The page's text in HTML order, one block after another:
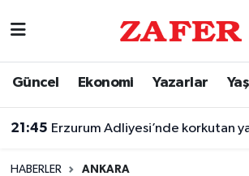
Güncel Ekonomi Yazarlar
21:45 Erzurum Adliyesi’nde korkutan yangın! Arşiv
HABERLER ANKARA
Nöbetçi Eczaneler